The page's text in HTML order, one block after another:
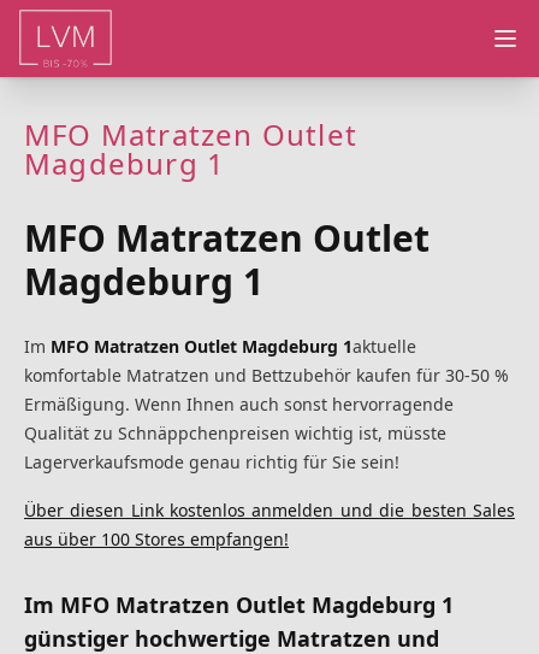
MFO Matratzen Outlet
Magdeburg 1
MFO Matratzen Outlet
Magdeburg 1
Im MFO Matratzen Outlet Magdeburg 1aktuelle
komfortable Matratzen und Bettzubehör kaufen für 30-50 %
Ermäßigung. Wenn Ihnen auch sonst hervorragende
Qualität zu Schnäppchenpreisen wichtig ist, müsste
Lagerverkaufsmode genau richtig für Sie sein!
Über diesen Link kostenlos anmelden und die besten Sales
aus über 100 Stores empfangen!
Im MFO Matratzen Outlet Magdeburg 1
günstiger hochwertige Matratzen und